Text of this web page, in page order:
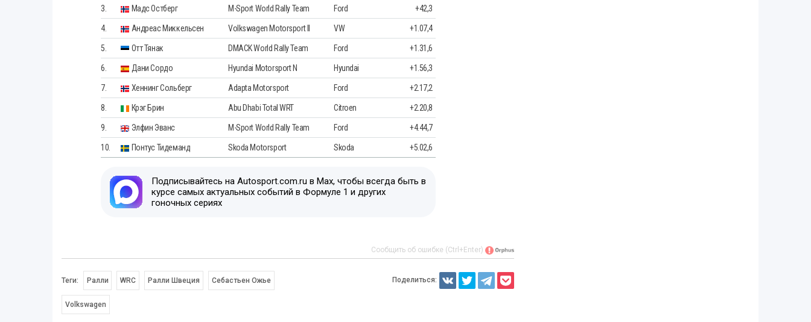
3. Мадс Остберг M-Sport World Rally Team Ford +42,3
4. Андреас Миккельсен Volkswagen Motorsport II VW +1.07,4
5. Отт Тянак DMACK World Rally Team Ford +1.31,6
6. Дани Сордо Hyundai Motorsport N Hyundai +1.56,3
7. Хеннинг Сольберг Adapta Motorsport Ford +2.17,2
8. Крэг Брин Abu Dhabi Total WRT Citroen +2.20,8
9. Элфин Эванс M-Sport World Rally Team Ford +4.44,7
10. Понтус Тидеманд Skoda Motorsport Skoda +5.02,6
Подписывайтесь на Autosport.com.ru в Max, чтобы всегда быть в
курсе самых актуальных событий в Формуле 1 и других
гоночных сериях
Сообщить об ошибке (Ctrl+Enter)
Теги: Ралли WRC Ралли Швеция Себастьен Ожье
Volkswagen
Поделиться: